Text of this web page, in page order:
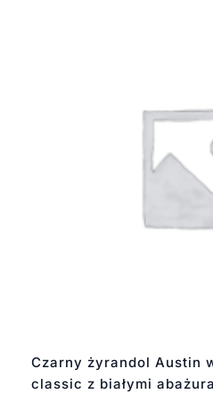
Czarny żyrandol Austin
classic z białymi